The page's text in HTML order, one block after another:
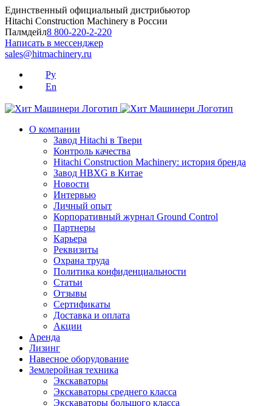
Skip
to
content
Единственный официальный дистрибьютор
Hitachi Construction Machinery в России
Палмдейл8 800-220-2-220
Написать в мессенджер
sales@hitmachinery.ru
Ру
En
О компании
Завод Hitachi в Твери
Контроль качества
Hitachi Construction Machinery: история бренда
Завод HBXG в Китае
Новости
Интервью
Личный опыт
Корпоративный журнал Ground Control
Партнеры
Карьера
Реквизиты
Охрана труда
Политика конфиденциальности
Статьи
Отзывы
Сертификаты
Доставка и оплата
Акции
Аренда
Лизинг
Навесное оборудование
Землеройная техника
Экскаваторы
Экскаваторы среднего класса
Экскаваторы большого класса